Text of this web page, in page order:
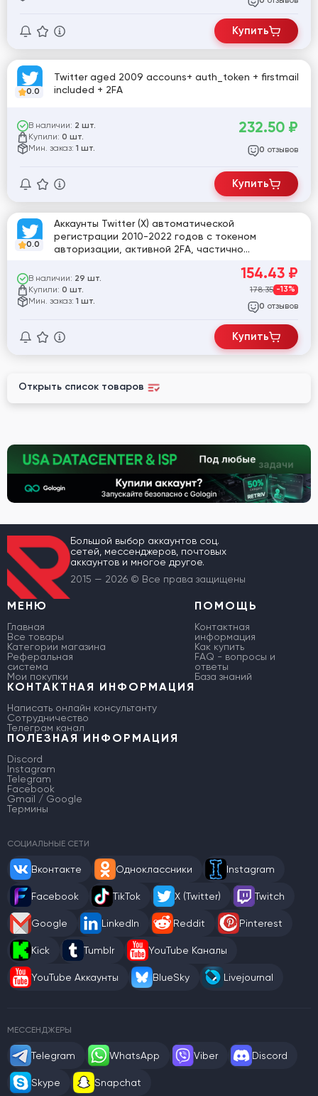
Купить
0.0
Twitter aged 2009 accouns+ auth_token + firstmail
included + 2FA
В наличии: 2 шт.
Купили: 0 шт.
Мин. заказ: 1 шт.
232.50 ₽
0 отзывов
Купить
0.0
Аккаунты Twitter (X) автоматической
регистрации 2010-2022 годов с токеном
авторизации, активной 2FA, частично
В наличии: 29 шт.
Купили: 0 шт.
Мин. заказ: 1 шт.
154.43 ₽
178.35 -13%
0 отзывов
Купить
Открыть список товаров
Большой выбор аккаунтов соц.
сетей, мессенджеров, почтовых
аккаунтов и многое другое.
2015 — 2026 © Все права защищены
МЕНЮ
Главная
Все товары
Категории магазина
Реферальная
система
Мои покупки
ПОМОЩЬ
Контактная
информация
Как купить
FAQ - вопросы и
ответы
База знаний
КОНТАКТНАЯ ИНФОРМАЦИЯ
Написать онлайн консультанту
Сотрудничество
Телеграм канал
ПОЛЕЗНАЯ ИНФОРМАЦИЯ
Discord
Instagram
Telegram
Facebook
Gmail / Google
Термины
СОЦИАЛЬНЫЕ СЕТИ
Вконтакте Одноклассники Instagram
Facebook TikTok X (Twitter) Twitch
Google LinkedIn Reddit Pinterest
Kick Tumblr YouTube Каналы
YouTube Аккаунты BlueSky Livejournal
МЕССЕНДЖЕРЫ
Telegram WhatsApp Viber Discord
Skype Snapchat